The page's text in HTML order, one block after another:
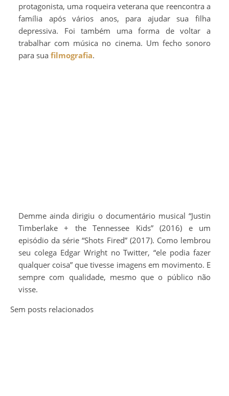
protagonista, uma roqueira veterana que reencontra a
família após vários anos, para ajudar sua filha
depressiva. Foi também uma forma de voltar a
trabalhar com música no cinema. Um fecho sonoro
para sua filmografia.
Demme ainda dirigiu o documentário musical “Justin
Timberlake + the Tennessee Kids” (2016) e um
episódio da série “Shots Fired” (2017). Como lembrou
seu colega Edgar Wright no Twitter, “ele podia fazer
qualquer coisa” que tivesse imagens em movimento. E
sempre com qualidade, mesmo que o público não
visse.
Sem posts relacionados